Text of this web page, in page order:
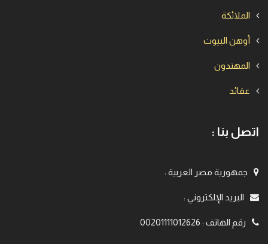
الملائكة
أوهن البيوت
المهتدون
عقائد
اتصل بنا :
جمهورية مصر العربية :
البريد الإلكتروني :
رقم الهاتف :
00201111012626